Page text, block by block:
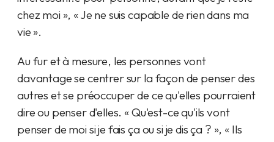
chez moi », « Je ne suis capable de rien dans ma
vie ».
Au fur et à mesure, les personnes vont
davantage se centrer sur la façon de penser des
autres et se préoccuper de ce qu'elles pourraient
dire ou penser d'elles. « Qu'est-ce qu'ils vont
penser de moi si je fais ça ou si je dis ça ? », « Ils